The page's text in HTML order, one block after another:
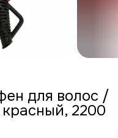
для волос /
2200